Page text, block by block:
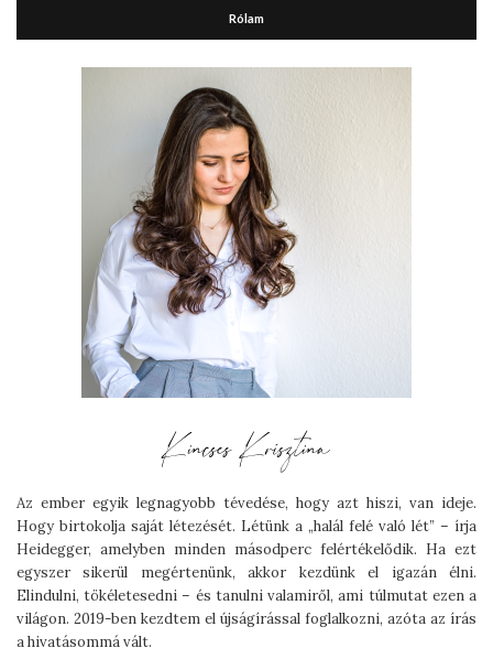
Rólam
Az ember egyik legnagyobb tévedése, hogy azt hiszi, van ideje.
Hogy birtokolja saját létezését. Létünk a „halál felé való lét” – írja
Heidegger, amelyben minden másodperc felértékelődik. Ha ezt
egyszer sikerül megértenünk, akkor kezdünk el igazán élni.
Elindulni, tökéletesedni – és tanulni valamiről, ami túlmutat ezen a
világon. 2019-ben kezdtem el újságírással foglalkozni, azóta az írás
a hivatásommá vált.